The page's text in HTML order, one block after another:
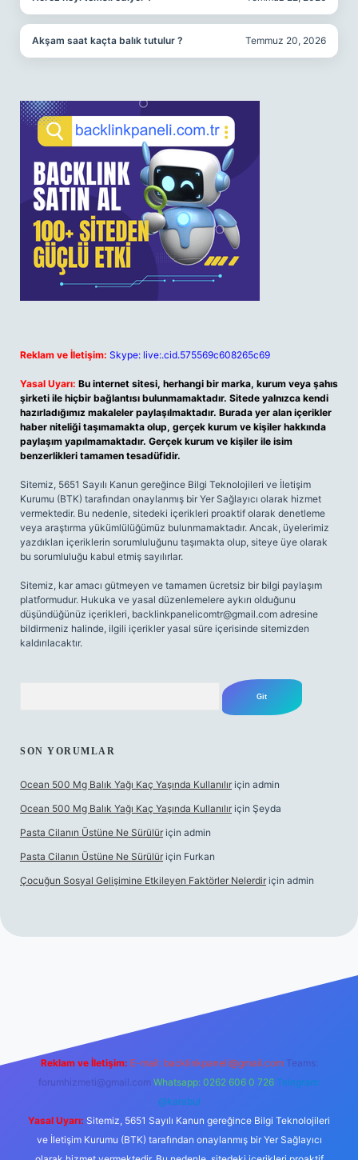
Akşam saat kaçta balık tutulur ? Temmuz 20, 2026
Reklam ve İletişim: Skype: live:.cid.575569c608265c69
Yasal Uyarı: Bu internet sitesi, herhangi bir marka, kurum veya şahıs
şirketi ile hiçbir bağlantısı bulunmamaktadır. Sitede yalnızca kendi
hazırladığımız makaleler paylaşılmaktadır. Burada yer alan içerikler
haber niteliği taşımamakta olup, gerçek kurum ve kişiler hakkında
paylaşım yapılmamaktadır. Gerçek kurum ve kişiler ile isim
benzerlikleri tamamen tesadüfidir.
Sitemiz, 5651 Sayılı Kanun gereğince Bilgi Teknolojileri ve İletişim
Kurumu (BTK) tarafından onaylanmış bir Yer Sağlayıcı olarak hizmet
vermektedir. Bu nedenle, sitedeki içerikleri proaktif olarak denetleme
veya araştırma yükümlülüğümüz bulunmamaktadır. Ancak, üyelerimiz
yazdıkları içeriklerin sorumluluğunu taşımakta olup, siteye üye olarak
bu sorumluluğu kabul etmiş sayılırlar.
Sitemiz, kar amacı gütmeyen ve tamamen ücretsiz bir bilgi paylaşım
platformudur. Hukuka ve yasal düzenlemelere aykırı olduğunu
düşündüğünüz içerikleri, backlinkpanelicomtr@gmail.com adresine
bildirmeniz halinde, ilgili içerikler yasal süre içerisinde sitemizden
kaldırılacaktır.
SON YORUMLAR
Ocean 500 Mg Balık Yağı Kaç Yaşında Kullanılır için admin
Ocean 500 Mg Balık Yağı Kaç Yaşında Kullanılır için Şeyda
Pasta Cilanın Üstüne Ne Sürülür için admin
Pasta Cilanın Üstüne Ne Sürülür için Furkan
Çocuğun Sosyal Gelişimine Etkileyen Faktörler Nelerdir için admin
Reklam ve İletişim: E-mail: backlinkpaneli@gmail.com Teams:
forumhizmeti@gmail.com Whatsapp: 0262 606 0 726 Telegram:
@karabul
Yasal Uyarı: Sitemiz, 5651 Sayılı Kanun gereğince Bilgi Teknolojileri
ve İletişim Kurumu (BTK) tarafından onaylanmış bir Yer Sağlayıcı